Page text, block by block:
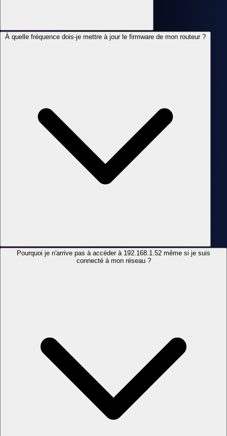
À quelle fréquence dois-je mettre à jour le firmware de mon routeur ?
Pourquoi je n'arrive pas à accéder à 192.168.1.52 même si je suis
connecté à mon réseau ?